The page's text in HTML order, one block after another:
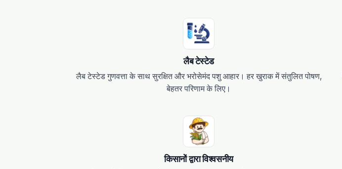
लैब टेस्टेड
लैब टेस्टेड गुणवत्ता के साथ सुरक्षित और भरोसेमंद पशु आहार। हर खुराक में संतुलित पोषण,
बेहतर परिणाम के लिए।
किसानों द्वारा विश्वसनीय